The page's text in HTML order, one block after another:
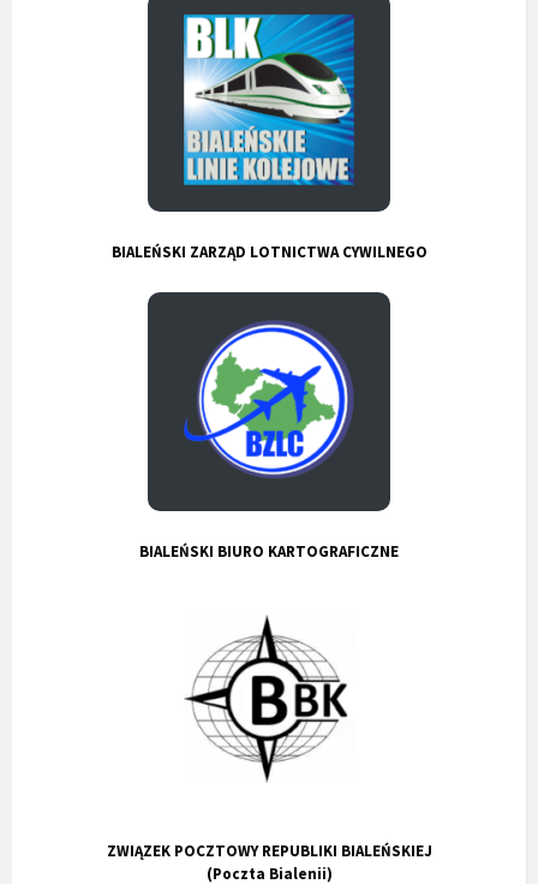
BIALEŃSKI ZARZĄD LOTNICTWA CYWILNEGO
BIALEŃSKI BIURO KARTOGRAFICZNE
ZWIĄZEK POCZTOWY REPUBLIKI BIALEŃSKIEJ
(Poczta Bialenii)